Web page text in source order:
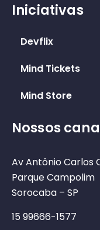
Iniciativas
Devflix
Mind Tickets
Mind Store
Nossos
Av Antônio Carlos
Parque Campolim
Sorocaba – SP
15 99666-1577